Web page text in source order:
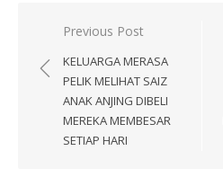
Post
navigation
Previous Post
KELUARGA MERASA
PELIK MELIHAT SAIZ
ANAK ANJING DIBELI
MEREKA MEMBESAR
SETIAP HARI